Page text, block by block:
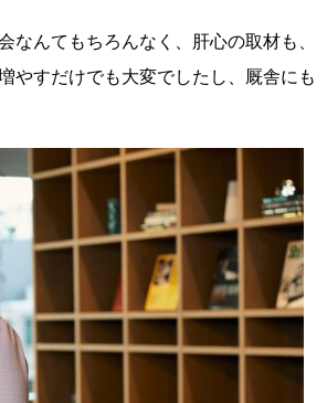
んてもちろんなく、肝心の取材も、
やすだけでも大変でしたし、厩舎にも